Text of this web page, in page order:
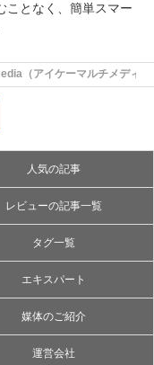
ことなく、簡単スマー
（アイケーマルチメディア
人気の記事
レビューの記事一覧
タグ一覧
エキスパート
媒体のご紹介
運営会社